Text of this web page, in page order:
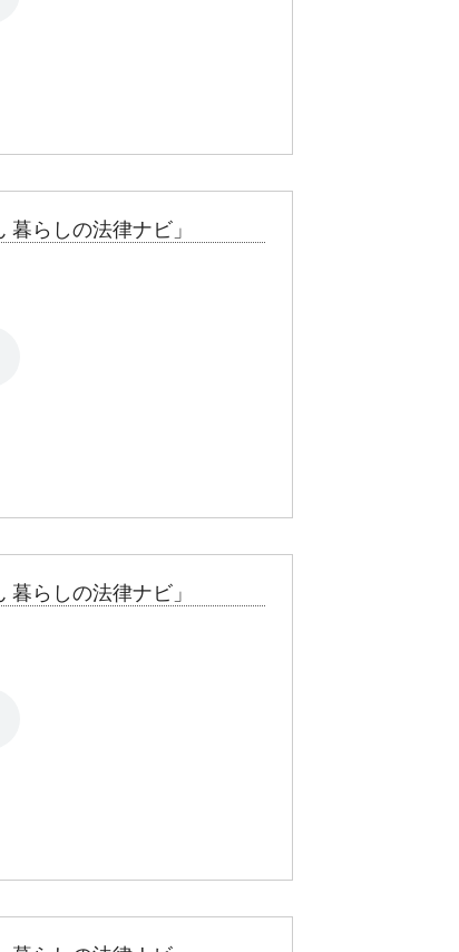
らしの法律ナビ」
らしの法律ナビ」